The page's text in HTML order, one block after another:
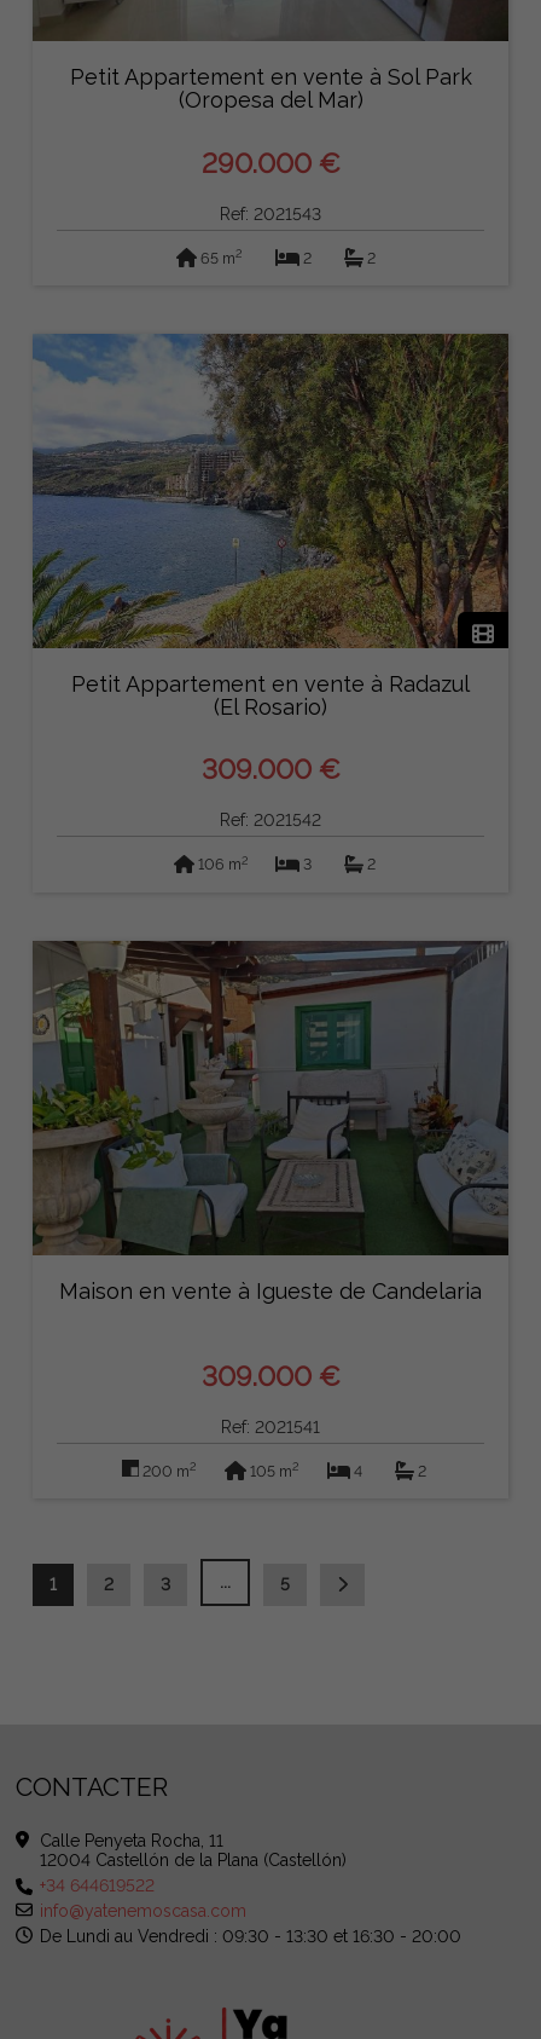
Petit Appartement en vente à Sol Park
(Oropesa del Mar)
290.000 €
Ref: 2021543
65 m2 2 2
Petit Appartement en vente à Radazul
(El Rosario)
309.000 €
Ref: 2021542
106 m2 3 2
Maison en vente à Igueste de Candelaria
309.000 €
Ref: 2021541
200 m2 105 m2 4 2
1 2 3 ... 5
CONTACTER
Calle Penyeta Rocha, 11
12004 Castellón de la Plana (Castellón)
+34 644619522
info@yatenemoscasa.com
De Lundi au Vendredi : 09:30 - 13:30 et 16:30 - 20:00